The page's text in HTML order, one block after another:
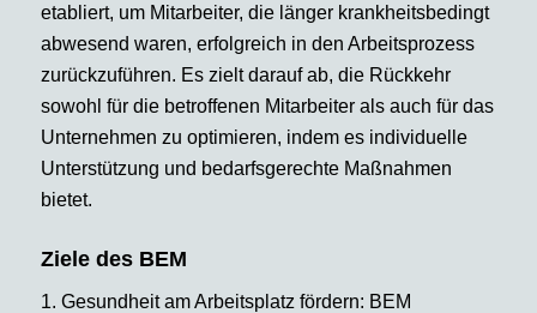
etabliert, um Mitarbeiter, die länger krankheitsbedingt
abwesend waren, erfolgreich in den Arbeitsprozess
zurückzuführen. Es zielt darauf ab, die Rückkehr
sowohl für die betroffenen Mitarbeiter als auch für das
Unternehmen zu optimieren, indem es individuelle
Unterstützung und bedarfsgerechte Maßnahmen
bietet.
Ziele des BEM
1. Gesundheit am Arbeitsplatz fördern: BEM